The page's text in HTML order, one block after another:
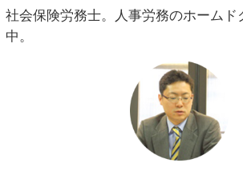
社会保険労務士。人事労務のホームド
中。